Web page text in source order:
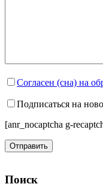
Согласен (сна) на
Подписаться на
[anr_nocaptcha g-
Поиск